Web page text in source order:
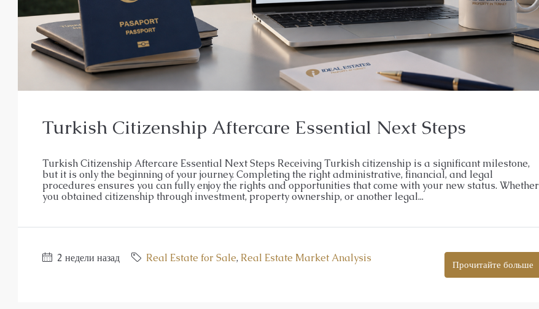
Turkish Citizenship Aftercare Essential Next Steps
Turkish Citizenship Aftercare Essential Next Steps Receiving Turkish citizenship is a significant milestone,
but it is only the beginning of your journey. Completing the right administrative, financial, and legal
procedures ensures you can fully enjoy the rights and opportunities that come with your new status. Whether
you obtained citizenship through investment, property ownership, or another legal...
2 недели назад Real Estate for Sale, Real Estate Market Analysis
Прочитайте больше